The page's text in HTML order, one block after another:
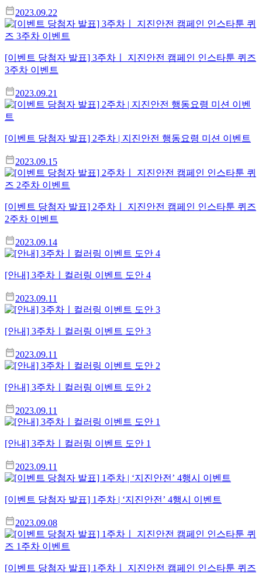
2023.09.22
[이벤트 당첨자 발표] 3주차ㅣ 지진안전 캠페인 인스타툰 퀴즈
3주차 이벤트
2023.09.21
[이벤트 당첨자 발표] 2주차 | 지진안전 행동요령 미션 이벤트
2023.09.15
[이벤트 당첨자 발표] 2주차ㅣ 지진안전 캠페인 인스타툰 퀴즈
2주차 이벤트
2023.09.14
[안내] 3주차ㅣ컬러링 이벤트 도안 4
2023.09.11
[안내] 3주차ㅣ컬러링 이벤트 도안 3
2023.09.11
[안내] 3주차ㅣ컬러링 이벤트 도안 2
2023.09.11
[안내] 3주차ㅣ컬러링 이벤트 도안 1
2023.09.11
[이벤트 당첨자 발표] 1주차 | ‘지진안전’ 4행시 이벤트
2023.09.08
[이벤트 당첨자 발표] 1주차ㅣ 지진안전 캠페인 인스타툰 퀴즈